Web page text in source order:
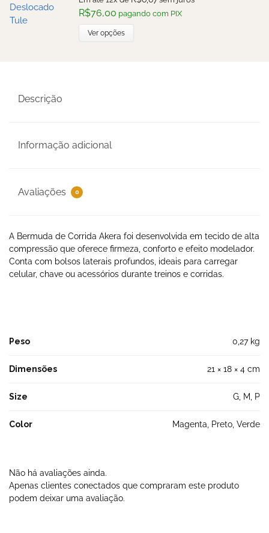
R$76,00 pagando com PIX
Ver opções
Descrição
Informação adicional
Avaliações 0
A Bermuda de Corrida Akera foi desenvolvida em tecido de alta
compressão que oferece firmeza, conforto e efeito modelador.
Conta com bolsos laterais profundos, ideais para carregar
celular, chave ou acessórios durante treinos e corridas.
Peso 0,27 kg
Dimensões 21 × 18 × 4 cm
Size G, M, P
Color Magenta, Preto, Verde
Não há avaliações ainda.
Apenas clientes conectados que compraram este produto
podem deixar uma avaliação.